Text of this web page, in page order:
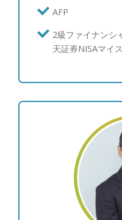
るよう日々心掛けて
用のコンサルティン
産、人材紹介、IPO
や事業を営む中で直
負しております。 ●
担当させていただく
段から接しています
には届かない分、担
には「数ある担当者
んでいただけたのだ
す。そのため、資産
ルとしてお客様への
う気持ちをより強く
べく、わたしを選ん
AFP
2級ファイナンシ
天証券NISAマイ